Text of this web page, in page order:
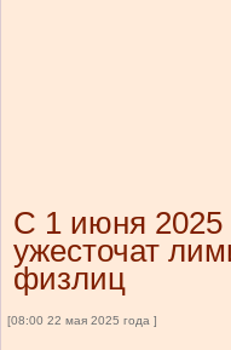
С 1 июня
ужесточат
физлиц
[08:00 22 мая 2025 года ]